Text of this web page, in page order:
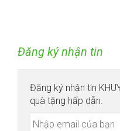
Đăng ký nhận tin
Đăng ký nhận tin
quà tặng hấp dẫn.